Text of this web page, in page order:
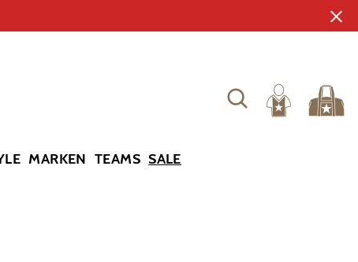
MARKEN TEAMS SALE